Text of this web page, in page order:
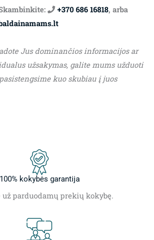
+370 686 16818, arba
Jus dominančios informacijos ar
užsakymas, galite mums užduoti
kuo skubiau į juos
100% kokybės garantija
už parduodamų prekių kokybę.